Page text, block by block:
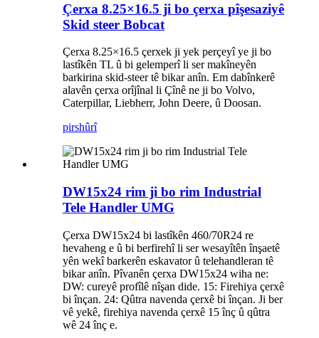
Çerxa 8.25×16.5 ji bo çerxa pîşesaziyê
Skid steer Bobcat
Çerxa 8.25×16.5 çerxek ji yek perçeyî ye ji bo
lastîkên TL û bi gelemperî li ser makîneyên
barkirina skid-steer tê bikar anîn. Em dabînkerê
alavên çerxa orîjînal li Çînê ne ji bo Volvo,
Caterpillar, Liebherr, John Deere, û Doosan.
pirshûrî
DW15x24 rim ji bo rim Industrial
Tele Handler UMG
Çerxa DW15x24 bi lastîkên 460/70R24 re
hevaheng e û bi berfirehî li ser wesayîtên înşaetê
yên wekî barkerên eskavator û telehandleran tê
bikar anîn. Pîvanên çerxa DW15x24 wiha ne:
DW: cureyê profîlê nîşan dide. 15: Firehiya çerxê
bi înçan. 24: Qûtra navenda çerxê bi înçan. Ji ber
vê yekê, firehiya navenda çerxê 15 înç û qûtra
wê 24 înç e.